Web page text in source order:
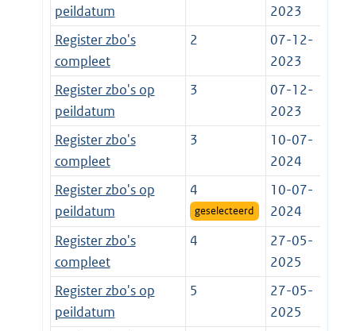
peildatum
2023
Register zbo's
compleet
2
07-12-
2023
Register zbo's op
peildatum
3
07-12-
2023
Register zbo's
compleet
3
10-07-
2024
Register zbo's op
peildatum
4
geselecteerd
10-07-
2024
Register zbo's
compleet
4
27-05-
2025
Register zbo's op
peildatum
5
27-05-
2025